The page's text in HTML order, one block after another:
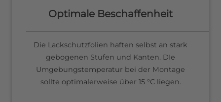
Optimale Beschaffenheit
Die Lackschutzfolien haften selbst an stark
gebogenen Stufen und Kanten. DIe
Umgebungstemperatur bei der Montage
sollte optimalerweise über 15 °C liegen.